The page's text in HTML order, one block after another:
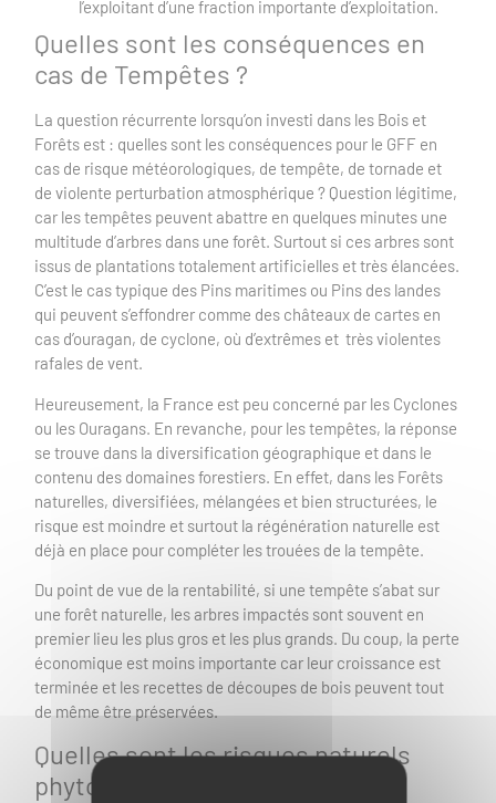
l’exploitant d’une fraction importante d’exploitation.
Quelles sont les conséquences en
cas de Tempêtes ?
La question récurrente lorsqu’on investi dans les Bois et
Forêts est : quelles sont les conséquences pour le GFF en
cas de risque météorologiques, de tempête, de tornade et
de violente perturbation atmosphérique ? Question légitime,
car les tempêtes peuvent abattre en quelques minutes une
multitude d’arbres dans une forêt. Surtout si ces arbres sont
issus de plantations totalement artificielles et très élancées.
C’est le cas typique des Pins maritimes ou Pins des landes
qui peuvent s’effondrer comme des châteaux de cartes en
cas d’ouragan, de cyclone, où d’extrêmes et très violentes
rafales de vent.
Heureusement, la France est peu concerné par les Cyclones
ou les Ouragans. En revanche, pour les tempêtes, la réponse
se trouve dans la diversification géographique et dans le
contenu des domaines forestiers. En effet, dans les Forêts
naturelles, diversifiées, mélangées et bien structurées, le
risque est moindre et surtout la régénération naturelle est
déjà en place pour compléter les trouées de la tempête.
Du point de vue de la rentabilité, si une tempête s’abat sur
une forêt naturelle, les arbres impactés sont souvent en
premier lieu les plus gros et les plus grands. Du coup, la perte
économique est moins importante car leur croissance est
terminée et les recettes de découpes de bois peuvent tout
de même être préservées.
Quelles sont les risques naturels
phytosanitaires des GFF ?